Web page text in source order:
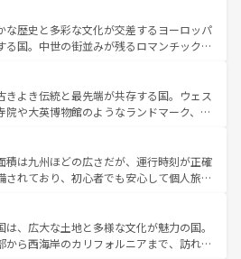
って風土や気候が異なるスペインはその個
性で訪れる人を魅了する。 なお、新着のスペイン情報は コ
参照してほしい。
が詰まっている。華麗な宮殿、歴史的な大
ーチ、そして豊かな自然が、訪れる者を心
また、フランスは美食の国としても知ら
ンの発祥地であるランス、プロヴァンスの
ダー畑など、多彩な楽しみ方が可能だ。さ
の地域にも魅力が溢れており、どの街角に
運ぶとそれぞれで全く異なる文化を体験で
るだろう。 なお、新着のフランス情報はコンテンツ一覧
い。
な歴史と多彩な文化が交差するヨーロッパ
る国。中世の街並みが残るロマンチック街
は、どこを歩いても飽きることがない。ベ
活気、バイエルン州のアルプスの絶景、そ
いのワイン畑といった風景は必見。ビール
はぜひ体験してほしい。 なお、新着の
ンテンツ一覧を参照してほしい。
きよき伝統と最先端が共存する国。ウェス
院や大英博物館のようなランドマーク、歴
る魅力がある。また、優雅なアフタヌーン
好きにはたまらない英国パブ、サッカー観
からこそできる体験も豊富。イギリスを旅
してほしい。
積は九州ほどの広さだが、運行時刻が正確
されており、初心者でも安心して個人旅行
ま残る町や、スイスならではのユニークな
アルプス観光だけでなく町歩きも満喫する
国民の所得が高いため物価も高いが、旅行
は、広大な土地と多様な文化が魅力の国。
から西海岸のカリフォルニアまで、訪れる